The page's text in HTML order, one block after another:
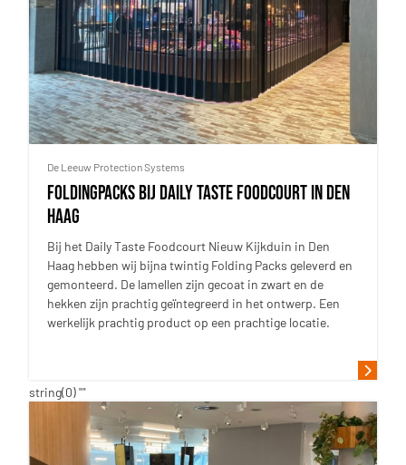
De Leeuw Protection Systems
FoldingPacks bij Daily Taste Foodcourt in Den
Haag
Bij het Daily Taste Foodcourt Nieuw Kijkduin in Den
Haag hebben wij bijna twintig Folding Packs geleverd en
gemonteerd. De lamellen zijn gecoat in zwart en de
hekken zijn prachtig geïntegreerd in het ontwerp. Een
werkelijk prachtig product op een prachtige locatie.
string(0) ""